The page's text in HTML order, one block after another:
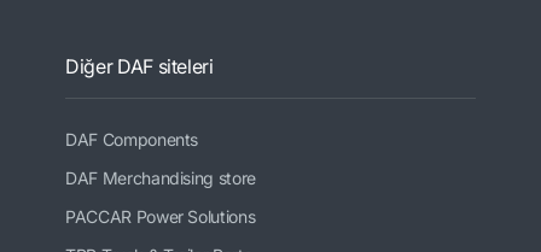
Diğer DAF siteleri
DAF Components
DAF Merchandising store
PACCAR Power Solutions